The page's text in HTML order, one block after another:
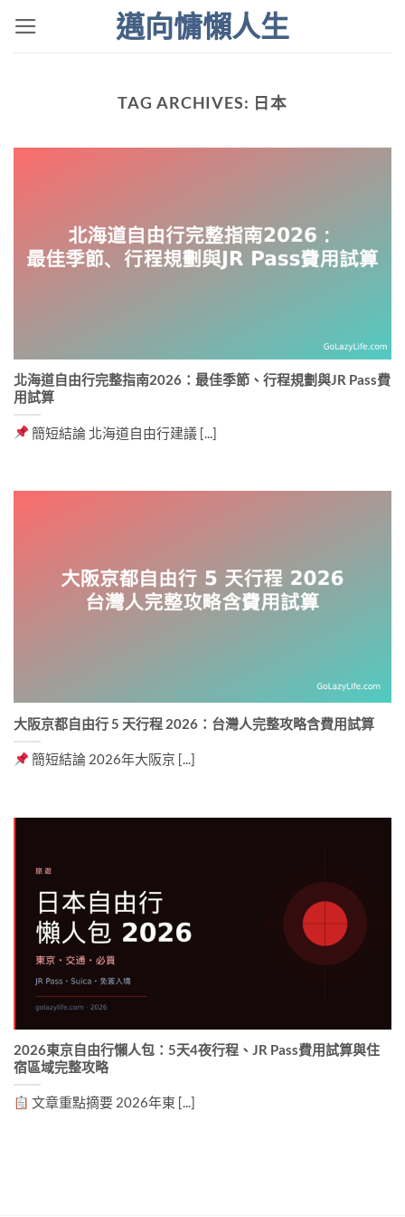
邁向慵懶人生
TAG ARCHIVES: 日本
北海道自由行完整指南2026：最佳季節、行程規劃與JR Pass費
用試算
簡短結論 北海道自由行建議 [...]
大阪京都自由行 5 天行程 2026：台灣人完整攻略含費用試算
簡短結論 2026年大阪京 [...]
2026東京自由行懶人包：5天4夜行程、JR Pass費用試算與住
宿區域完整攻略
文章重點摘要 2026年東 [...]